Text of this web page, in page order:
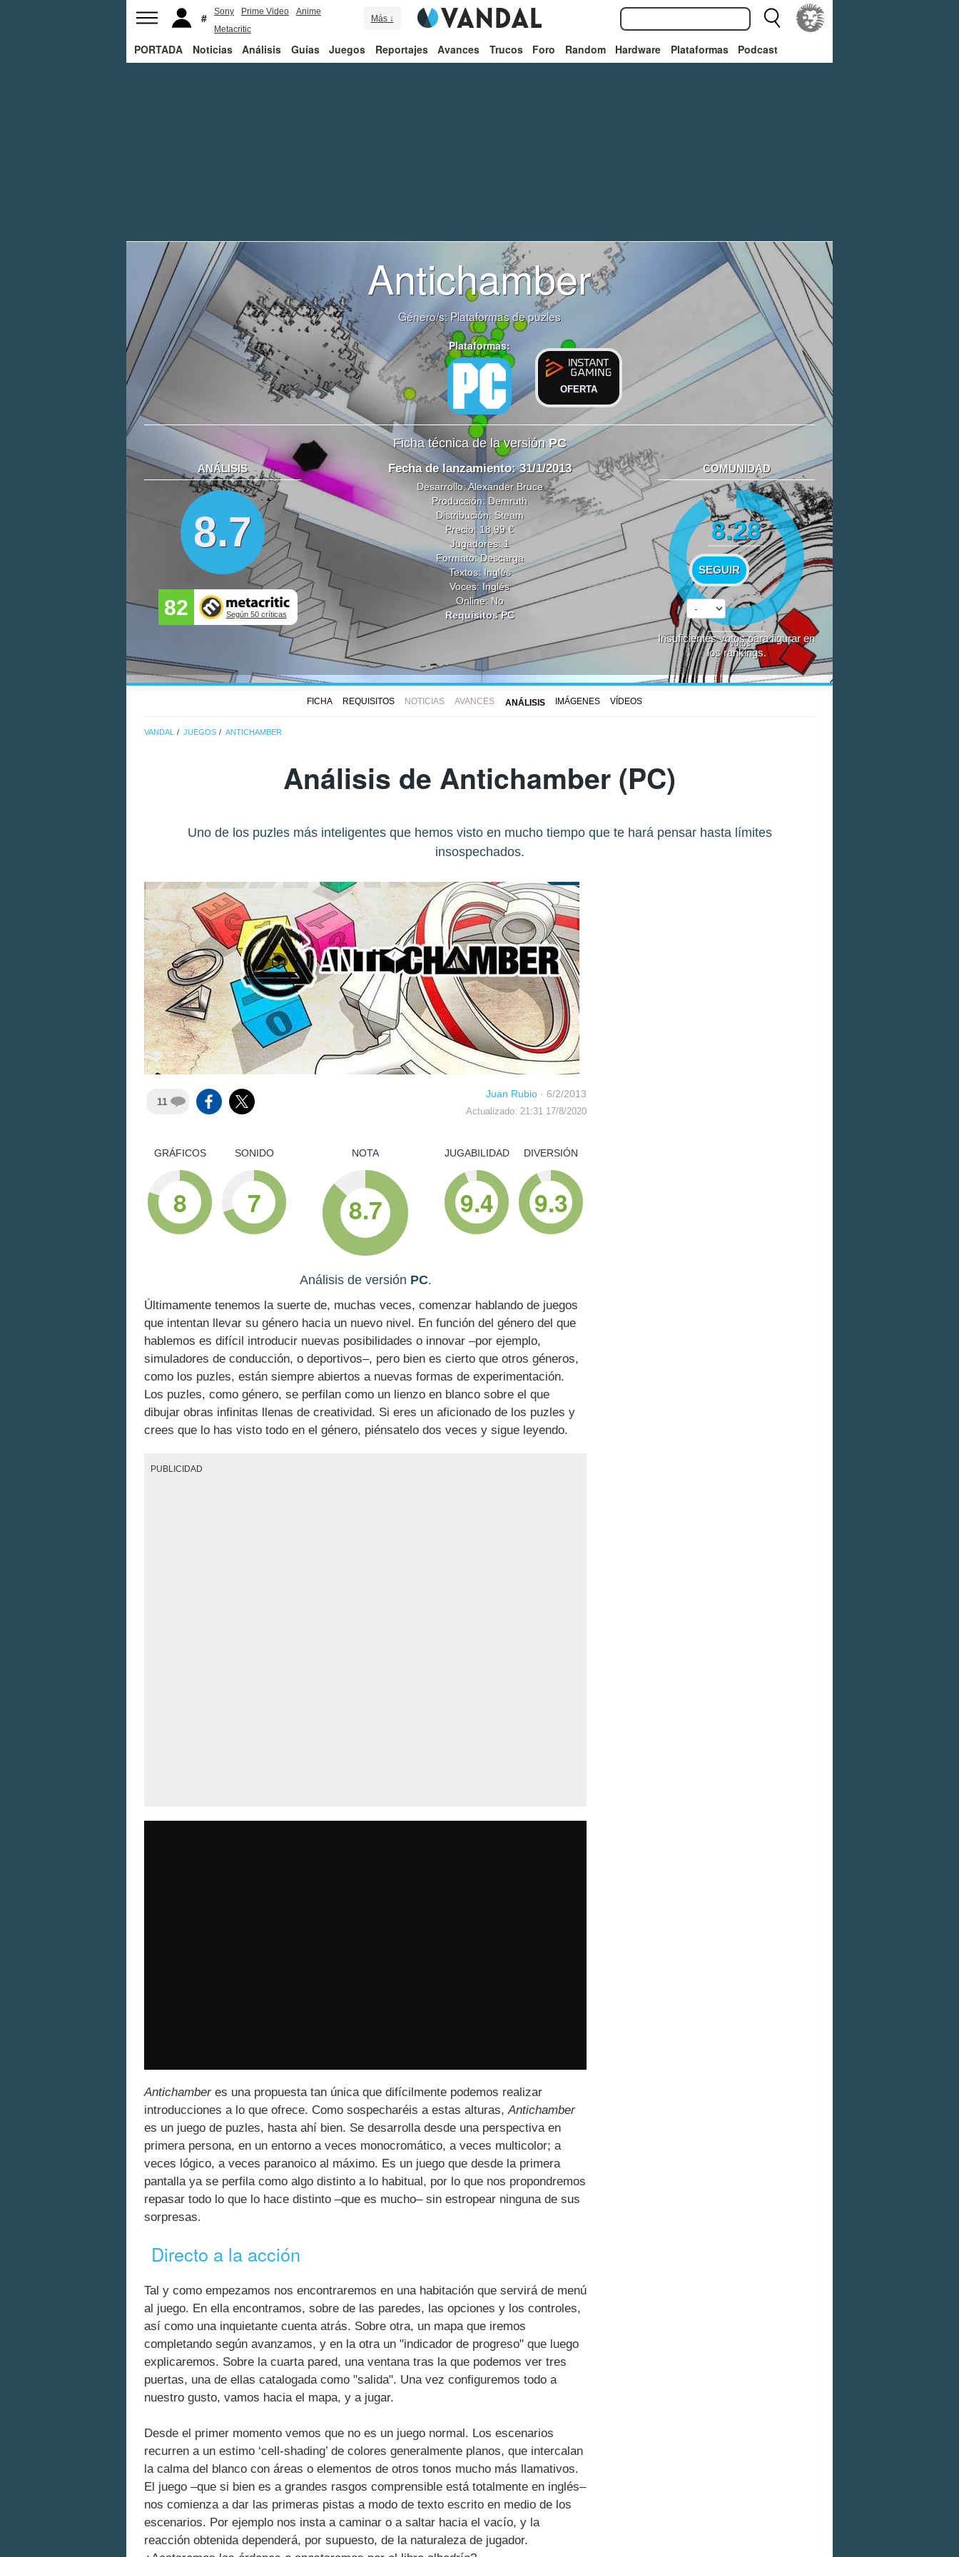
Sony Prime Video
Anime
Metacritic
Más ↓
PORTADA Noticias Análisis Guías Juegos Reportajes Avances Trucos Foro Random Hardware Plataformas Podcast
Antichamber
Género/s: Plataformas de puzles
Plataformas:
OFERTA
Ficha técnica de la versión PC
ANÁLISIS
8.7
82 Según 50 críticas
Fecha de lanzamiento: 31/1/2013
Desarrollo: Alexander Bruce
Producción: Demruth
Distribución: Steam
Precio: 18,99 €
Jugadores: 1
Formato: Descarga
Textos: Inglés
Voces: Inglés
Online: No
Requisitos PC
COMUNIDAD
8.28
SEGUIR
7votos
Insuficientes votos para figurar en
los rankings.
FICHA REQUISITOS NOTICIAS AVANCES ANÁLISIS IMÁGENES VÍDEOS
VANDAL JUEGOS ANTICHAMBER
Análisis de Antichamber (PC)
Uno de los puzles más inteligentes que hemos visto en mucho tiempo que te hará pensar hasta límites
insospechados.
11
Juan Rubio · 6/2/2013
Actualizado: 21:31 17/8/2020
GRÁFICOS
8
SONIDO
7
NOTA
8.7
DIVERSIÓN
9.3
JUGABILIDAD
9.4
Análisis de versión PC.
Últimamente tenemos la suerte de, muchas veces, comenzar hablando de juegos
que intentan llevar su género hacia un nuevo nivel. En función del género del que
hablemos es difícil introducir nuevas posibilidades o innovar –por ejemplo,
simuladores de conducción, o deportivos–, pero bien es cierto que otros géneros,
como los puzles, están siempre abiertos a nuevas formas de experimentación.
Los puzles, como género, se perfilan como un lienzo en blanco sobre el que
dibujar obras infinitas llenas de creatividad. Si eres un aficionado de los puzles y
crees que lo has visto todo en el género, piénsatelo dos veces y sigue leyendo.
PUBLICIDAD
Antichamberes una propuesta tan única que difícilmente podemos realizar
introducciones a lo que ofrece. Como sospecharéis a estas alturas,Antichamber
es un juego de puzles, hasta ahí bien. Se desarrolla desde una perspectiva en
primera persona, en un entorno a veces monocromático, a veces multicolor; a
veces lógico, a veces paranoico al máximo. Es un juego que desde la primera
pantalla ya se perfila como algo distinto a lo habitual, por lo que nos propondremos
repasar todo lo que lo hace distinto –que es mucho– sin estropear ninguna de sus
sorpresas.
Directo a la acción
Tal y como empezamos nos encontraremos en una habitación que servirá de menú
al juego. En ella encontramos, sobre de las paredes, las opciones y los controles,
así como una inquietante cuenta atrás. Sobre otra, un mapa que iremos
completando según avanzamos, y en la otra un "indicador de progreso" que luego
explicaremos. Sobre la cuarta pared, una ventana tras la que podemos ver tres
puertas, una de ellas catalogada como "salida". Una vez configuremos todo a
nuestro gusto, vamos hacia el mapa, y a jugar.
Desde el primer momento vemos que no es un juego normal. Los escenarios
recurren a un estimo ‘cell-shading’ de colores generalmente planos, que intercalan
la calma del blanco con áreas o elementos de otros tonos mucho más llamativos.
El juego –que si bien es a grandes rasgos comprensible está totalmente en inglés–
nos comienza a dar las primeras pistas a modo de texto escrito en medio de los
escenarios. Por ejemplo nos insta a caminar o a saltar hacia el vacío, y la
reacción obtenida dependerá, por supuesto, de la naturaleza de jugador.